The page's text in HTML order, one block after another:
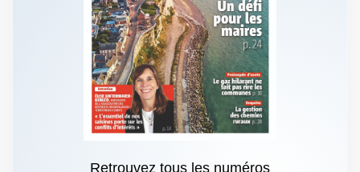
Retrouvez tous les numéros